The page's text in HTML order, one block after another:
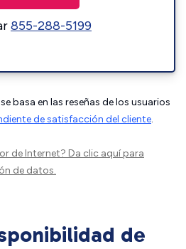
855-288-5199
basa en las reseñas de los usuarios
de satisfacción del cliente.
de Internet? Da clic aquípara
de datos.
de